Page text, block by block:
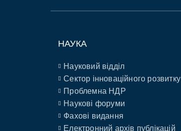
НАУКА
Науковий відділ
Сектор інноваційного розвитку
Проблемна НДР
Наукові форуми
Фахові видання
Електронний архів публікацій